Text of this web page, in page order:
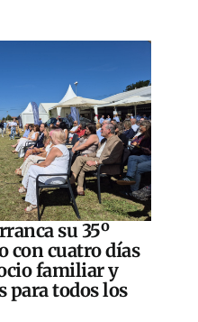
su 35º
con cuatro días
familiar y
para todos los